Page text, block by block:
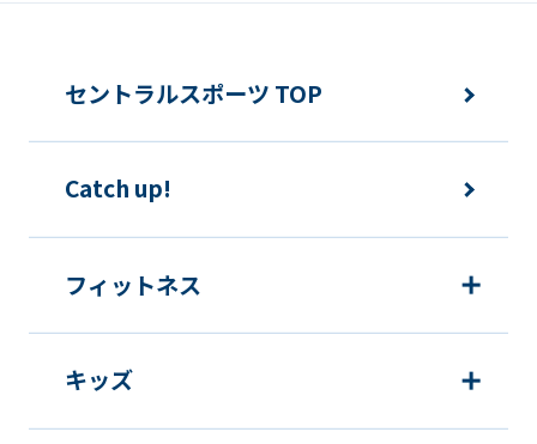
ご利用上の諸連絡や利用状況の確認の
む）等、新商品・サービスの立案・開
発・実施のため
新商品・サービスやイベント情報を含
個人を特定できないよう加工したうえ
での統計的なデータの作成、活用、公
セントラルスポーツ TOP
Catch up!
フィットネス
キッズ